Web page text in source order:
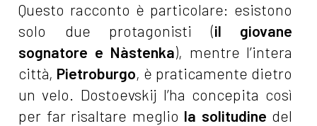
Questo racconto è particolare: esistono
solo due protagonisti (il giovane
sognatore e Nàstenka), mentre l’intera
città, Pietroburgo, è praticamente dietro
un velo. Dostoevskij l’ha concepita così
per far risaltare meglio la solitudine del